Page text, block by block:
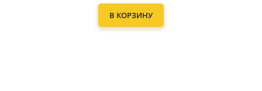
В КОРЗИНУ